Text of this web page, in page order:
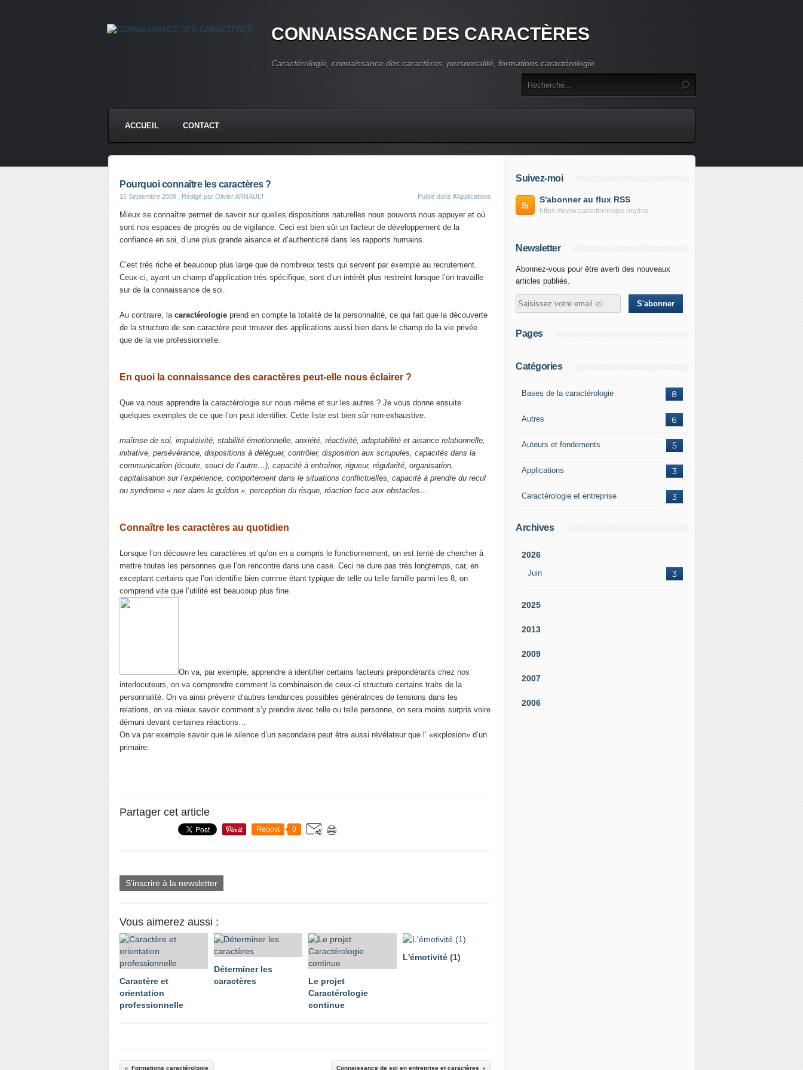
CONNAISSANCE DES CARACTÈRES
Caractérologie, connaissance des caractères, personnalité, formations caractérologie
ACCUEIL CONTACT
Pourquoi connaître les caractères ?
15 Septembre 2009 , Rédigé par Olivier ARNAULT Publié dans #Applications
Mieux se connaître permet de savoir sur quelles dispositions naturelles nous pouvons nous appuyer et où
sont nos espaces de progrès ou de vigilance. Ceci est bien sûr un facteur de développement de la
confiance en soi, d’une plus grande aisance et d’authenticité dans les rapports humains.
C’est très riche et beaucoup plus large que de nombreux tests qui servent par exemple au recrutement.
Ceux-ci, ayant un champ d’application très spécifique, sont d’un intérêt plus restreint lorsque l’on travaille
sur de la connaissance de soi.
Au contraire, la caractérologie prend en compte la totalité de la personnalité, ce qui fait que la découverte
de la structure de son caractère peut trouver des applications aussi bien dans le champ de la vie privée
que de la vie professionnelle.
En quoi la connaissance des caractères peut-elle nous éclairer ?
Que va nous apprendre la caractérologie sur nous même et sur les autres ? Je vous donne ensuite
quelques exemples de ce que l’on peut identifier. Cette liste est bien sûr non-exhaustive.
maîtrise de soi, impulsivité, stabilité émotionnelle, anxiété, réactivité, adaptabilité et aisance relationnelle,
initiative, persévérance, dispositions à déléguer, contrôler, disposition aux scrupules, capacités dans la
communication (écoute, souci de l’autre…), capacité à entraîner, rigueur, régularité, organisation,
capitalisation sur l’expérience, comportement dans le situations conflictuelles, capacité à prendre du recul
ou syndrome « nez dans le guidon », perception du risque, réaction face aux obstacles…
Connaître les caractères au quotidien
Lorsque l’on découvre les caractères et qu’on en a compris le fonctionnement, on est tenté de chercher à
mettre toutes les personnes que l’on rencontre dans une case. Ceci ne dure pas très longtemps, car, en
exceptant certains que l’on identifie bien comme étant typique de telle ou telle famille parmi les 8, on
comprend vite que l’utilité est beaucoup plus fine.
On va, par exemple, apprendre à identifier certains facteurs prépondérants chez nos
interlocuteurs, on va comprendre comment la combinaison de ceux-ci structure certains traits de la
personnalité. On va ainsi prévenir d’autres tendances possibles génératrices de tensions dans les
relations, on va mieux savoir comment s’y prendre avec telle ou telle personne, on sera moins surpris voire
démuni devant certaines réactions…
On va par exemple savoir que le silence d’un secondaire peut être aussi révélateur que l’ «explosion» d’un
primaire.
Partager cet article
Repost 0
S'inscrire à la newsletter
Vous aimerez aussi :
Caractère et
orientation
professionnelle
Déterminer les
caractères
Le projet
Caractérologie
continue
L'émotivité (1)
Formations caractérologie Connaissance de soi en entreprise et caractères
Suivez-moi
S'abonner au flux RSS
https://www.caracterologie.org/rss
Newsletter
Abonnez-vous pour être averti des nouveaux
articles publiés.
Pages
Catégories
8
Bases de la caractérologie
6
Autres
5
Auteurs et fondements
3
Applications
3
Caractérologie et entreprise
Archives
2026
Juin 3
2025
2013
2009
2007
2006